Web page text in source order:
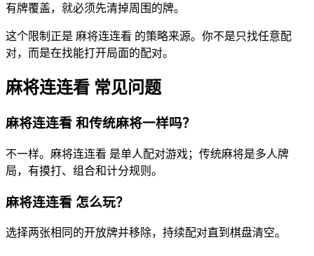
有牌覆盖，就必须先清掉周围的牌。
这个限制正是 麻将连连看 的策略来源。你不是只找任意配
对，而是在找能打开局面的配对。
麻将连连看 常见问题
麻将连连看 和传统麻将一样吗？
不一样。麻将连连看 是单人配对游戏；传统麻将是多人牌
局，有摸打、组合和计分规则。
麻将连连看 怎么玩？
选择两张相同的开放牌并移除，持续配对直到棋盘清空。